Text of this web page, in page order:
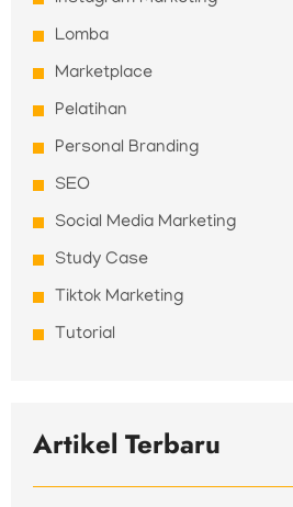
Lomba
Marketplace
Pelatihan
Personal Branding
SEO
Social Media Marketing
Study Case
Tiktok Marketing
Tutorial
Artikel Terbaru